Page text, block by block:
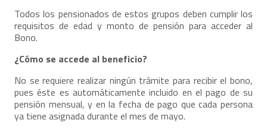
Todos los pensionados de estos grupos deben cumplir los
requisitos de edad y monto de pensión para acceder al
Bono.
¿Cómo se accede al beneficio?
No se requiere realizar ningún trámite para recibir el bono,
pues éste es automáticamente incluido en el pago de su
pensión mensual, y en la fecha de pago que cada persona
ya tiene asignada durante el mes de mayo.